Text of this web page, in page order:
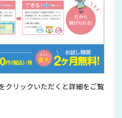
クリックいただくと詳細をご覧